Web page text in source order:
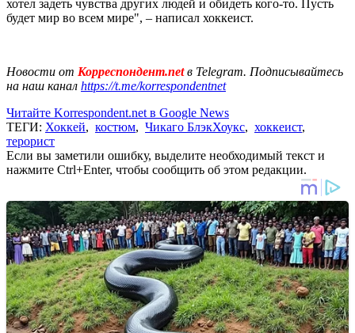
хотел задеть чувства других людей и обидеть кого-то. Пусть
будет мир во всем мире", – написал хоккеист.
Новости от Корреспондент.netв Telegram. Подписывайтесь
на наш канал https://t.me/korrespondentnet
Читайте Korrespondent.net в Google News
ТЕГИ: Хоккей, костюм, Чикаго БлэкХоукс, хоккеист,
терорист
Если вы заметили ошибку, выделите необходимый текст и
нажмите Ctrl+Enter, чтобы сообщить об этом редакции.